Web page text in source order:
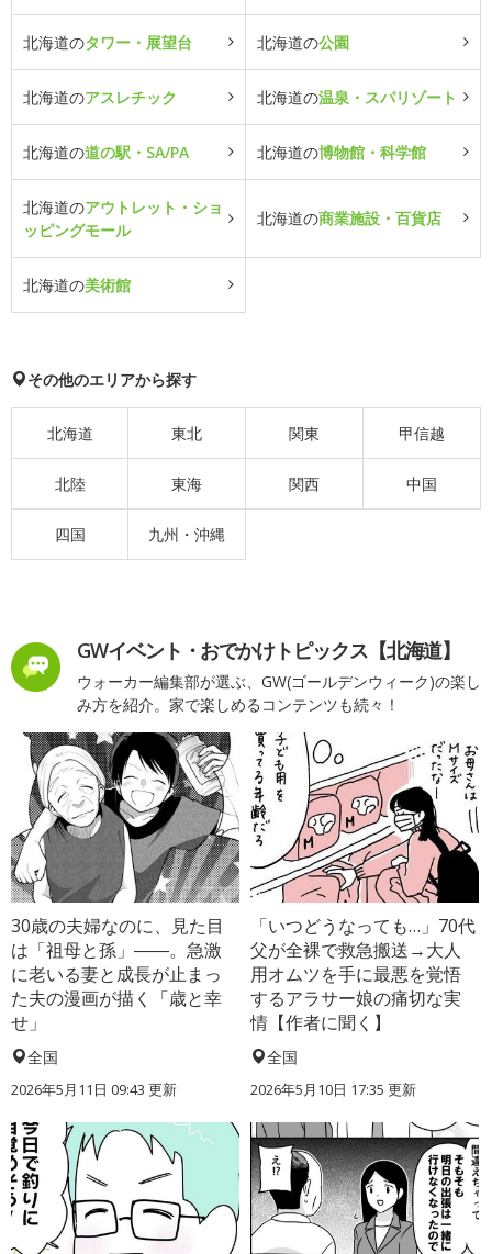
北海道のタワー・展望台 北海道の公園
北海道のアスレチック 北海道の温泉・スパリゾート
北海道の道の駅・SA/PA 北海道の博物館・科学館
北海道のアウトレット・ショ
ッピングモール
北海道の商業施設・百貨店
北海道の美術館
その他のエリアから探す
北海道 東北 関東 甲信越
北陸 東海 関西 中国
四国 九州・沖縄
GWイベント・おでかけトピックス【北海道】
ウォーカー編集部が選ぶ、GW(ゴールデンウィーク)の楽し
み方を紹介。家で楽しめるコンテンツも続々！
30歳の夫婦なのに、見た目
は「祖母と孫」――。急激
に老いる妻と成長が止まっ
た夫の漫画が描く「歳と幸
せ」
全国
2026年5月11日 09:43 更新
「いつどうなっても…」70代
父が全裸で救急搬送→大人
用オムツを手に最悪を覚悟
するアラサー娘の痛切な実
情【作者に聞く】
全国
2026年5月10日 17:35 更新